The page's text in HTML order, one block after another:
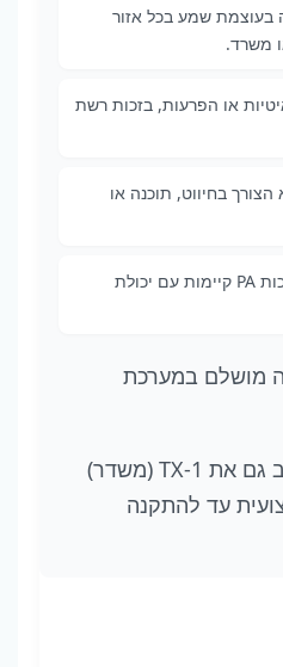
בעוצמת שמע בכל אזור
משרד.
או הפרעות, בזכות רשת
בחיווט, תוכנה או
מושלם לשדרוג מערכות PA קיימות עם יכולת
מושלם במערכת
צרו קשר עכשיו – נשלב גם את TX‑1 (משדר)
עד להתקנה